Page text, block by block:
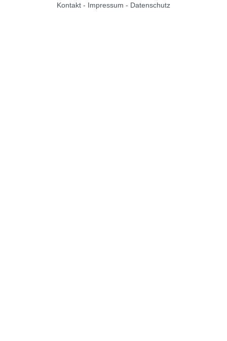
Kontakt - Impressum - Datenschutz